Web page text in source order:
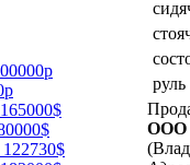
руль
ООО